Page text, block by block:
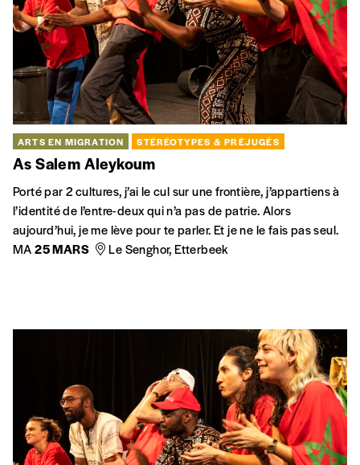
culture ou civilisation n’a pas réussi à penser l’Autre, à se
penser avec l’Autre, fer, barbelés, ou idéologies closes se sont
élevées.
INTERCULTURALITÉ
L’Appel contre les murs
En 2007, avec la création controversée du ministère français
de l’Identité nationale par le président Sarkozy, deux
COHÉSION SOCIALE
INTERCULTURALITÉ
STÉRÉOTYPES & PRÉJUGÉS
Le Noir et le Blanc imaginaires
Comment lever les préjugés empêchant de se concevoir